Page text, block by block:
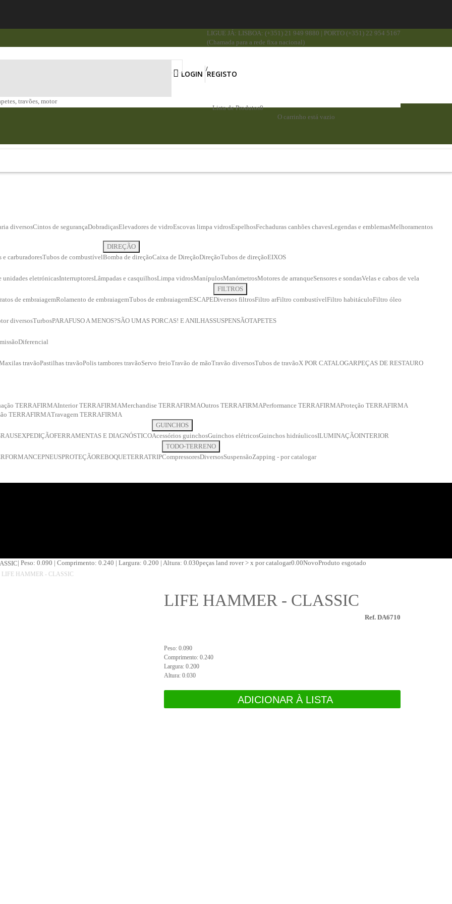
LIGUE JÁ: LISBOA: (+351) 21 949 9880 | PORTO (+351) 22 954 5167
(Chamada para a rede fixa nacional)
travões, motor
LOGIN REGISTO
Lista de Produtos0
O carrinho está vazio
diversosCintos de segurançaDobradiçasElevadores de vidroEscovas limpa vidrosEspelhosFechaduras canhões chavesLegendas e emblemasMelhoramentos
e carburadoresTubos de combustível
DIREÇÃO
Bomba de direçãoCaixa de DireçãoDireçãoTubos de direçãoEIXOS
unidades eletrónicasInterruptoresLâmpadas e casquilhosLimpa vidrosManípulosManómetrosMotores de arranqueSensores e sondasVelas e cabos de vela
de embraiagemRolamento de embraiagemTubos de embraiagemESCAPE
FILTROS
Diversos filtrosFiltro arFiltro combustívelFiltro habitáculoFiltro óleo
diversosTurbosPARAFUSO A MENOS?SÃO UMAS PORCAS! E ANILHASSUSPENSÃOTAPETES
Diferencial
travãoPastilhas travãoPolis tambores travãoServo freioTravão de mãoTravão diversosTubos de travãoX POR CATALOGARPEÇAS DE RESTAURO
TERRAFIRMAInterior TERRAFIRMAMerchandise TERRAFIRMAOutros TERRAFIRMAPerformance TERRAFIRMAProteção TERRAFIRMA
TERRAFIRMATravagem TERRAFIRMA
EXPEDIÇÃOFERRAMENTAS E DIAGNÓSTICO
GUINCHOS
Acessórios guinchosGuinchos elétricosGuinchos hidráulicosILUMINAÇÃOINTERIOR
PNEUSPROTEÇÃOREBOQUETERRATRIP
TODO-TERRENO
CompressoresDiversosSuspensãoZapping - por catalogar
| Peso: 0.090 | Comprimento: 0.240 | Largura: 0.200 | Altura: 0.030peças land rover > x por catalogar0.00NovoProduto esgotado
LIFE HAMMER - CLASSIC
LIFE HAMMER - CLASSIC
Ref. DA6710
Peso: 0.090
Comprimento: 0.240
Largura: 0.200
Altura: 0.030
ADICIONAR À LISTA